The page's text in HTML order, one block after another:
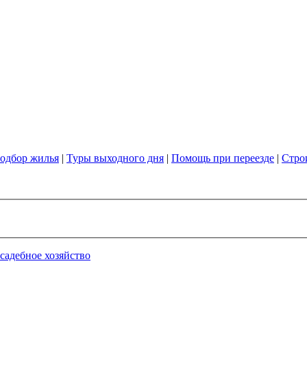
жилья | Туры выходного дня | Помощь при переезде |
хозяйство